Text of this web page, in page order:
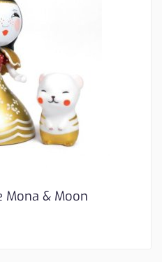
Mona & Moon